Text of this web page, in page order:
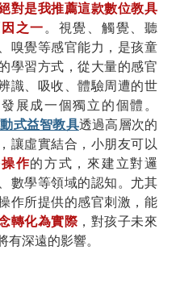
對是我推薦這款數位教具
之一。視覺、觸覺、聽
嗅覺等感官能力，是孩童
學習方式，從大量的感官
識、吸收、體驗周遭的世
展成一個獨立的個體。
式益智教具透過高層次的
讓虛實結合，小朋友可以
作的方式，來建立對邏
數學等領域的認知。尤其
作所提供的感官刺激，能
轉化為實際，對孩子未來
有深遠的影響。